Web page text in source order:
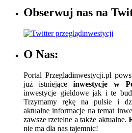
Obserwuj nas na
O Nas:
Portal Przegladinwestycji.pl
już istniejąceinwestycje w
inwestycje giełdowe jak i te
Trzymamy rękę na pulsie i
aktualne informacje na temat
zawsze rzetelne a także aktualne.
nie ma dla nas tajemnic!